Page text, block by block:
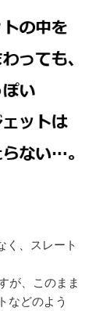
く、スレート
が、このまま
どのよう